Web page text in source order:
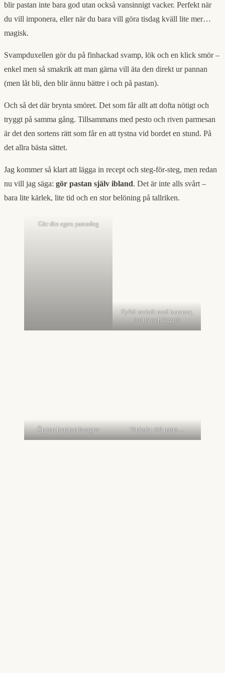
blir pastan inte bara god utan också vansinnigt vacker. Perfekt när
du vill imponera, eller när du bara vill göra tisdag kväll lite mer…
magisk.
Svampduxellen gör du på finhackad svamp, lök och en klick smör –
enkel men så smakrik att man gärna vill äta den direkt ur pannan
(men låt bli, den blir ännu bättre i och på pastan).
Och så det där brynta smöret. Det som får allt att dofta nötigt och
tryggt på samma gång. Tillsammans med pesto och riven parmesan
är det den sortens rätt som får en att tystna vid bordet en stund. På
det allra bästa sättet.
Jag kommer så klart att lägga in recept och steg-för-steg, men redan
nu vill jag säga: gör pastan själv ibland. Det är inte alls svårt –
bara lite kärlek, lite tid och en stor belöning på tallriken.
Gör din egen pastadeg
Fylld ravioli med hummer,
ricotta och äggula
Öppen hummerlasagne Vinkokt röd pasta…